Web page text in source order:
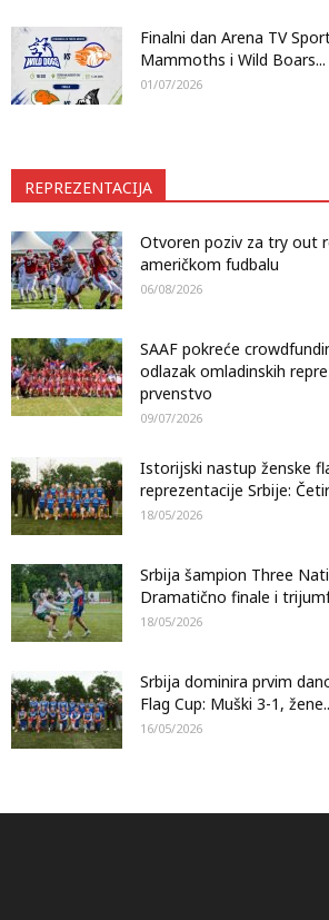
Finalni dan Arena TV
Mammoths i Wild Boars...
01/07/2026
REPREZENTACIJA
Otvoren poziv za try out
američkom fudbalu
06/08/2026
SAAF pokreće
odlazak omladinskih
prvenstvo
09/07/2026
Istorijski nastup ženske
reprezentacije Srbije:
18/05/2026
Srbija šampion Three
Dramatično finale i
18/05/2026
Srbija dominira prvim
Flag Cup: Muški 3-1,
16/05/2026